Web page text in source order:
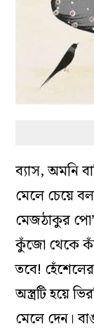
ব্যাস, অমনি
মেলে চেয়ে
মেজঠাকুর
কুঁজো থেকে
তবে!
অস্ত্রটি হয়ে
মেলে দেন।